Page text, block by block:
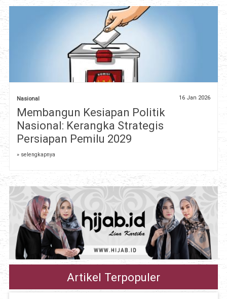
Nasional 16 Jan 2026
Membangun Kesiapan Politik
Nasional: Kerangka Strategis
Persiapan Pemilu 2029
» selengkapnya
Artikel Terpopuler